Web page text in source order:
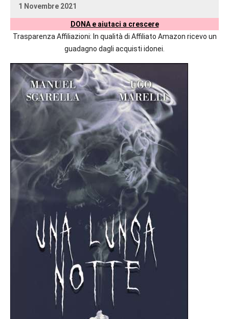
delle
autrici
straniere.
1 Novembre 2021
DONA e aiutaci a crescere
Trasparenza Affiliazioni: In qualità di Affiliato Amazon ricevo un
guadagno dagli acquisti idonei.